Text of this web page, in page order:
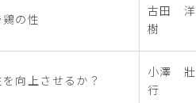
の性
古田 洋
樹
向上させるか？
小澤 壯
行